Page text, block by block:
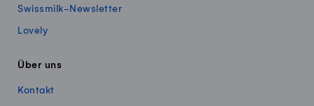
Swissmilk-Newsletter
Lovely
Über uns
Kontakt